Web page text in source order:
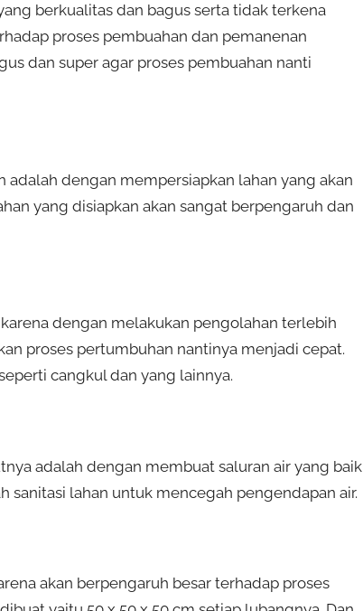
berkualitas dan bagus serta tidak terkena
proses pembuahan dan pemanenan
dan super agar proses pembuahan nanti
dengan mempersiapkan lahan yang akan
yang disiapkan akan sangat berpengaruh dan
dengan melakukan pengolahan terlebih
proses pertumbuhan nantinya menjadi cepat.
cangkul dan yang lainnya.
adalah dengan membuat saluran air yang baik
lahan untuk mencegah pengendapan air.
akan berpengaruh besar terhadap proses